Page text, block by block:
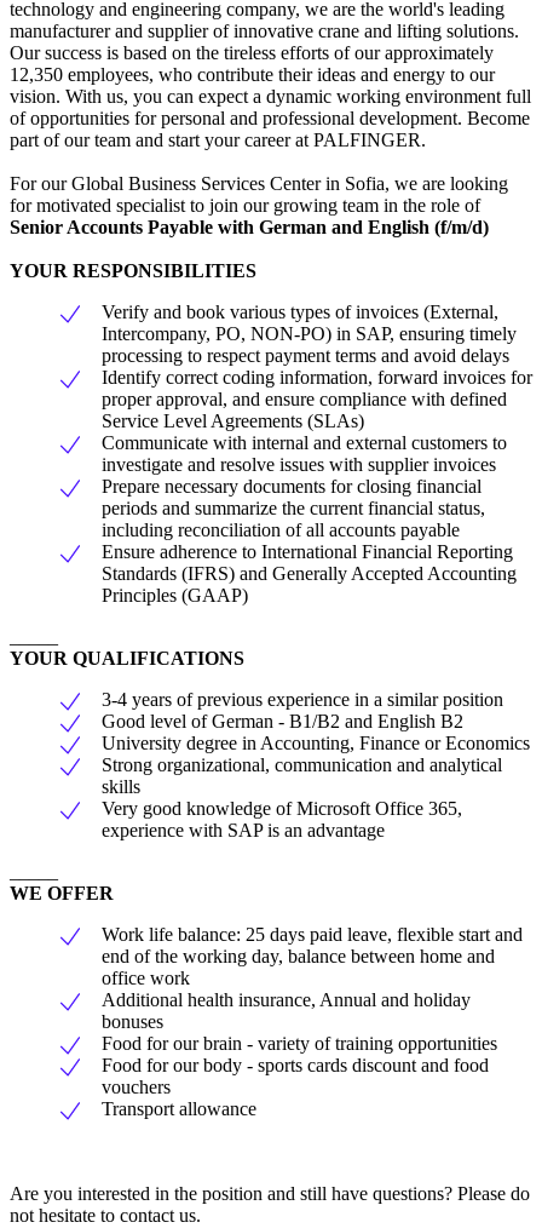
technology and engineering company, we are the world's leading
manufacturer and supplier of innovative crane and lifting solutions.
Our success is based on the tireless efforts of our approximately
12,350 employees, who contribute their ideas and energy to our
vision. With us, you can expect a dynamic working environment full
of opportunities for personal and professional development. Become
part of our team and start your career at PALFINGER.
For our Global Business Services Center in Sofia, we are looking
for motivated specialist to join our growing team in the role of
Senior Accounts Payable with German and English (f/m/d)
YOUR RESPONSIBILITIES
Verify and book various types of invoices (External,
Intercompany, PO, NON-PO) in SAP, ensuring timely
processing to respect payment terms and avoid delays
Identify correct coding information, forward invoices for
proper approval, and ensure compliance with defined
Service Level Agreements (SLAs)
Communicate with internal and external customers to
investigate and resolve issues with supplier invoices
Prepare necessary documents for closing financial
periods and summarize the current financial status,
including reconciliation of all accounts payable
Ensure adherence to International Financial Reporting
Standards (IFRS) and Generally Accepted Accounting
Principles (GAAP)
YOUR QUALIFICATIONS
3-4 years of previous experience in a similar position
Good level of German - B1/B2 and English B2
University degree in Accounting, Finance or Economics
Strong organizational, communication and analytical
skills
Very good knowledge of Microsoft Office 365,
experience with SAP is an advantage
WE OFFER
Work life balance: 25 days paid leave, flexible start and
end of the working day, balance between home and
office work
Additional health insurance, Annual and holiday
bonuses
Food for our brain - variety of training opportunities
Food for our body - sports cards discount and food
vouchers
Transport allowance
Are you interested in the position and still have questions? Please do
not hesitate to contact us.